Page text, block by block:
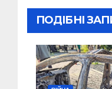
ПОДІБНІ